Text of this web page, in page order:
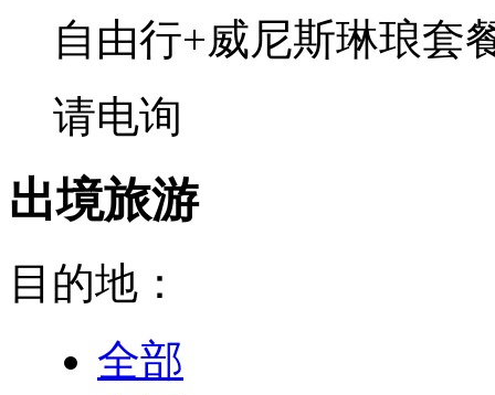
自由行+威尼斯琳琅套
请电询
出境旅游
目的地：
全部